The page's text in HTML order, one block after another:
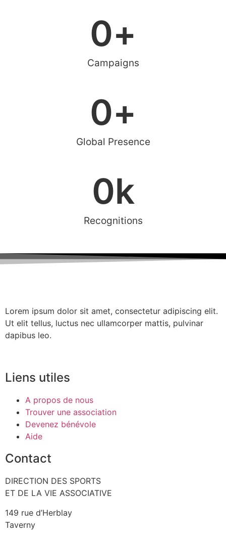
Campaigns
0+
Global Presence
0+
Recognitions
0k
Lorem ipsum dolor sit amet, consectetur adipiscing elit.
Ut elit tellus, luctus nec ullamcorper mattis, pulvinar
dapibus leo.
Liens utiles
A propos de nous
Trouver une association
Devenez bénévole
Aide
Contact
DIRECTION DES SPORTS
ET DE LA VIE ASSOCIATIVE
149 rue d’Herblay
Taverny